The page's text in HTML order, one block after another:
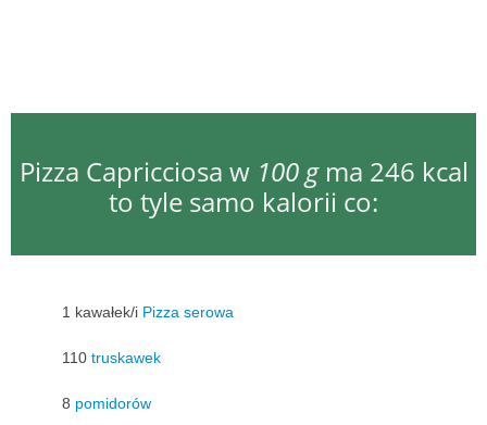
Pizza Capricciosa w 100 gma 246 kcal
to tyle samo kalorii co:
1 kawałek/i Pizza serowa
110 truskawek
8 pomidorów